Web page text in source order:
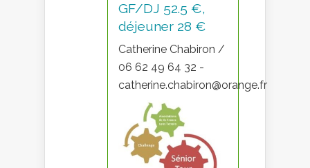
GF/DJ 52.5 €,
déjeuner 28 €
Catherine Chabiron /
06 62 49 64 32 -
catherine.chabiron@orange.fr